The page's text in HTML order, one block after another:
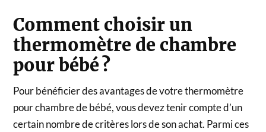
Comment choisir un
thermomètre de chambre
pour bébé ?
Pour bénéficier des avantages de votre thermomètre
pour chambre de bébé, vous devez tenir compte d’un
certain nombre de critères lors de son achat. Parmi ces